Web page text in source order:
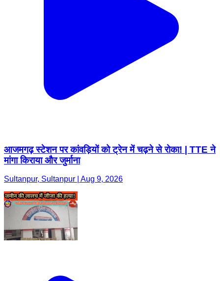
आजमगढ़ स्टेशन पर कांवड़ियों को ट्रेन में चढ़ने से रोका! | TTE ने
मांगा किराया और जुर्माना
Sultanpur, Sultanpur | Aug 9, 2026